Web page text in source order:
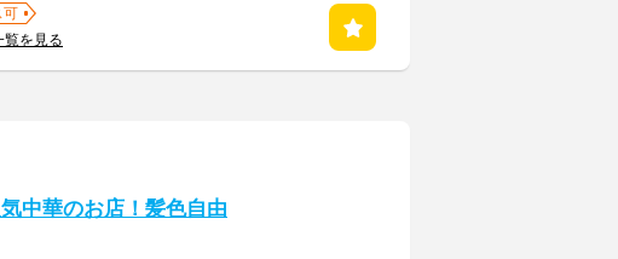
可
覧を見る
中華のお店！髪色自由